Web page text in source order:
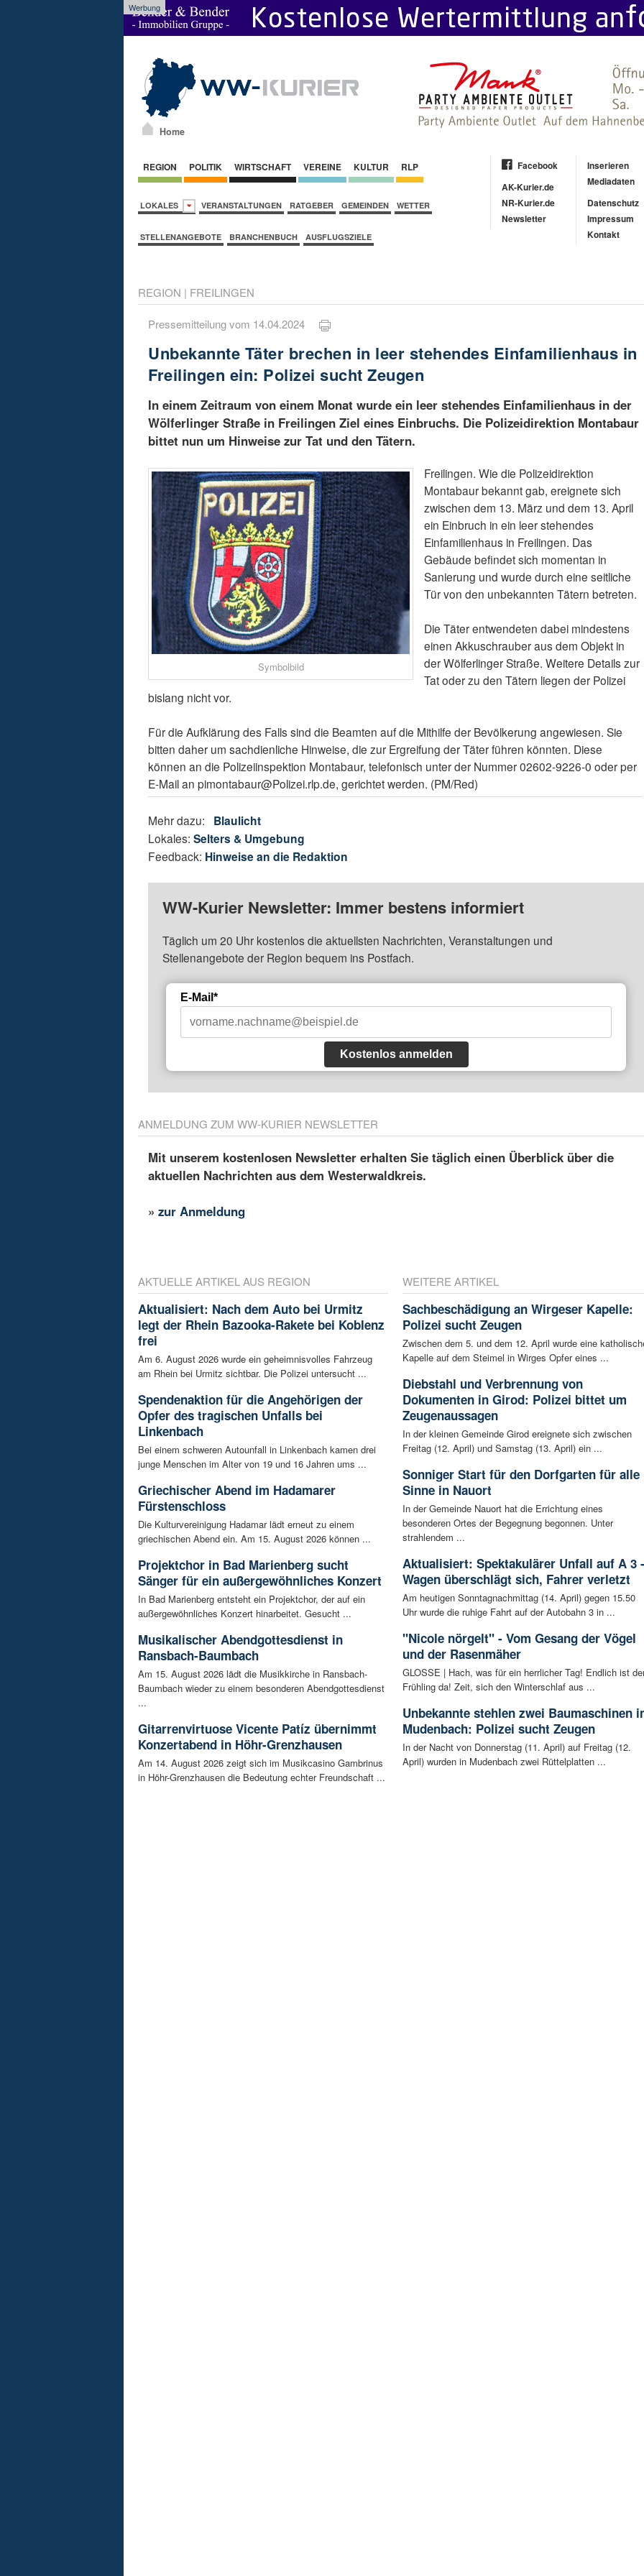
Werbung
Home
REGION POLITIK WIRTSCHAFT VEREINE KULTUR RLP
LOKALES VERANSTALTUNGEN RATGEBER GEMEINDEN WETTER
STELLENANGEBOTE BRANCHENBUCH AUSFLUGSZIELE
Facebook
AK-Kurier.de
NR-Kurier.de
Newsletter
Inserieren
Mediadaten
Datenschutz
Impressum
Kontakt
REGION | FREILINGEN
Pressemitteilung vom 14.04.2024
Unbekannte Täter brechen in leer stehendes Einfamilienhaus in
Freilingen ein: Polizei sucht Zeugen
In einem Zeitraum von einem Monat wurde ein leer stehendes Einfamilienhaus in der
Wölferlinger Straße in Freilingen Ziel eines Einbruchs. Die Polizeidirektion Montabaur
bittet nun um Hinweise zur Tat und den Tätern.
Symbolbild
Freilingen. Wie die Polizeidirektion
Montabaur bekannt gab, ereignete sich
zwischen dem 13. März und dem 13. April
ein Einbruch in ein leer stehendes
Einfamilienhaus in Freilingen. Das
Gebäude befindet sich momentan in
Sanierung und wurde durch eine seitliche
Tür von den unbekannten Tätern betreten.
Die Täter entwendeten dabei mindestens
einen Akkuschrauber aus dem Objekt in
der Wölferlinger Straße. Weitere Details zur
Tat oder zu den Tätern liegen der Polizei
bislang nicht vor.
Für die Aufklärung des Falls sind die Beamten auf die Mithilfe der Bevölkerung angewiesen. Sie
bitten daher um sachdienliche Hinweise, die zur Ergreifung der Täter führen könnten. Diese
können an die Polizeiinspektion Montabaur, telefonisch unter der Nummer 02602-9226-0 oder per
E-Mail an pimontabaur@Polizei.rlp.de, gerichtet werden. (PM/Red)
Mehr dazu: Blaulicht
Lokales:Selters & Umgebung
Feedback: Hinweise an die Redaktion
WW-Kurier Newsletter: Immer bestens informiert
Täglich um 20 Uhr kostenlos die aktuellsten Nachrichten, Veranstaltungen und
Stellenangebote der Region bequem ins Postfach.
E-Mail*
Kostenlos anmelden
ANMELDUNG ZUM WW-KURIER NEWSLETTER
Mit unserem kostenlosen Newsletter erhalten Sie täglich einen Überblick über die
aktuellen Nachrichten aus dem Westerwaldkreis.
»zur Anmeldung
AKTUELLE ARTIKEL AUS REGION
Aktualisiert: Nach dem Auto bei Urmitz
legt der Rhein Bazooka-Rakete bei Koblenz
frei
Am 6. August 2026 wurde ein geheimnisvolles Fahrzeug
am Rhein bei Urmitz sichtbar. Die Polizei untersucht ...
Spendenaktion für die Angehörigen der
Opfer des tragischen Unfalls bei
Linkenbach
Bei einem schweren Autounfall in Linkenbach kamen drei
junge Menschen im Alter von 19 und 16 Jahren ums ...
Griechischer Abend im Hadamarer
Fürstenschloss
Die Kulturvereinigung Hadamar lädt erneut zu einem
griechischen Abend ein. Am 15. August 2026 können ...
Projektchor in Bad Marienberg sucht
Sänger für ein außergewöhnliches Konzert
In Bad Marienberg entsteht ein Projektchor, der auf ein
außergewöhnliches Konzert hinarbeitet. Gesucht ...
Musikalischer Abendgottesdienst in
Ransbach-Baumbach
Am 15. August 2026 lädt die Musikkirche in Ransbach-
Baumbach wieder zu einem besonderen Abendgottesdienst
...
Gitarrenvirtuose Vicente Patíz übernimmt
Konzertabend in Höhr-Grenzhausen
Am 14. August 2026 zeigt sich im Musikcasino Gambrinus
in Höhr-Grenzhausen die Bedeutung echter Freundschaft ...
WEITERE ARTIKEL
Sachbeschädigung an Wirgeser Kapelle:
Polizei sucht Zeugen
Zwischen dem 5. und dem 12. April wurde eine
Kapelle auf dem Steimel in Wirges Opfer eines ...
Diebstahl und Verbrennung von
Dokumenten in Girod: Polizei bittet um
Zeugenaussagen
In der kleinen Gemeinde Girod ereignete sich zwischen
Freitag (12. April) und Samstag (13. April) ein ...
Sonniger Start für den Dorfgarten für alle
Sinne in Nauort
In der Gemeinde Nauort hat die Errichtung eines
besonderen Ortes der Begegnung begonnen. Unter
strahlendem ...
Aktualisiert: Spektakulärer Unfall auf A 3 -
Wagen überschlägt sich, Fahrer verletzt
Am heutigen Sonntagnachmittag (14. April) gegen 15.50
Uhr wurde die ruhige Fahrt auf der Autobahn 3 in ...
"Nicole nörgelt" - Vom Gesang der Vögel
und der Rasenmäher
GLOSSE | Hach, was für ein herrlicher Tag! Endlich ist
Frühling da! Zeit, sich den Winterschlaf aus ...
Unbekannte stehlen zwei Baumaschinen
Mudenbach: Polizei sucht Zeugen
In der Nacht von Donnerstag (11. April) auf Freitag (12.
April) wurden in Mudenbach zwei Rüttelplatten ...